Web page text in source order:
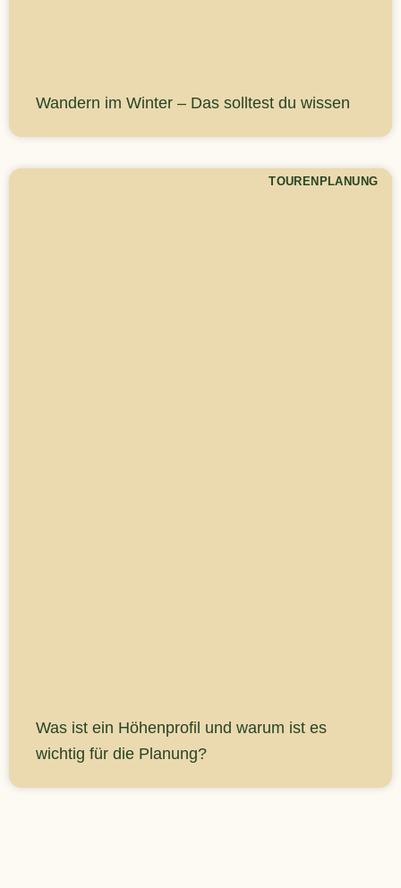
Wandern im Winter – Das solltest du wissen
TOURENPLANUNG
Was ist ein Höhenprofil und warum ist es
wichtig für die Planung?